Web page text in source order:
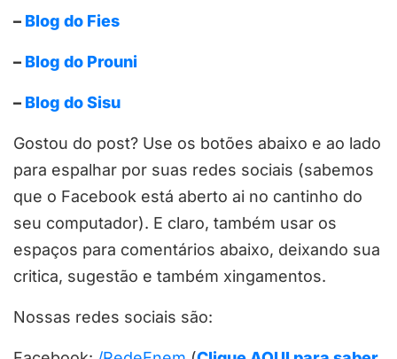
– Blog do Fies
– Blog do Prouni
– Blog do Sisu
Gostou do post? Use os botões abaixo e ao lado
para espalhar por suas redes sociais (sabemos
que o Facebook está aberto ai no cantinho do
seu computador). E claro, também usar os
espaços para comentários abaixo, deixando sua
critica, sugestão e também xingamentos.
Nossas redes sociais são: